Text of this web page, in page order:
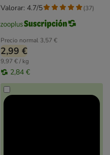
Precio normal 3,57 €
2,99 €
9,97 € / kg
2,84 €
Valorar: 4.7/5 (37)